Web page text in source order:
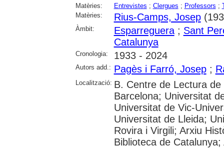
Matèries: Entrevistes ; Clergues ; Professors ;
Matèries:
Rius-Camps, Josep
Àmbit: Esparreguera; Sant
Catalunya
Cronologia: 1933 - 2024
Autors add.: Pagès i Farró, Josep;
Localització: B. Centre de Lectura
Barcelona; Universitat
Universitat de Vic-
Universitat de Lleida;
Rovira i Virgili; Arxiu
Biblioteca de